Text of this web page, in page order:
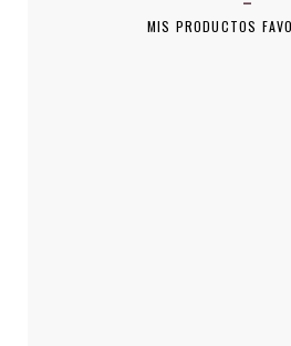
MIS PRODUCTOS